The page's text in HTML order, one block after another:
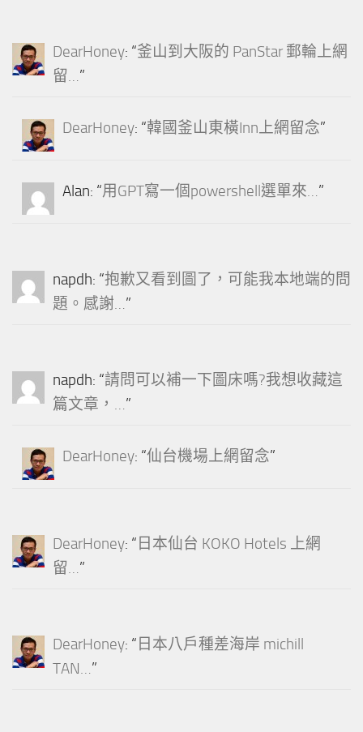
DearHoney: “釜山到大阪的 PanStar 郵輪上網
留…”
DearHoney: “韓國釜山東橫Inn上網留念”
Alan: “用GPT寫一個powershell選單來…”
napdh: “抱歉又看到圖了，可能我本地端的問
題。感謝…”
napdh: “請問可以補一下圖床嗎?我想收藏這
篇文章，…”
DearHoney: “仙台機場上網留念”
DearHoney: “ 日本仙台 KOKO Hotels 上網
留…”
DearHoney: “ 日本八戶種差海岸 michill
TAN…”